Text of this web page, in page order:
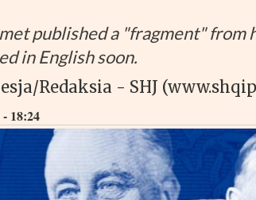
published a "fragment" from
in English soon.
Redaksia - SHJ
- 18:24